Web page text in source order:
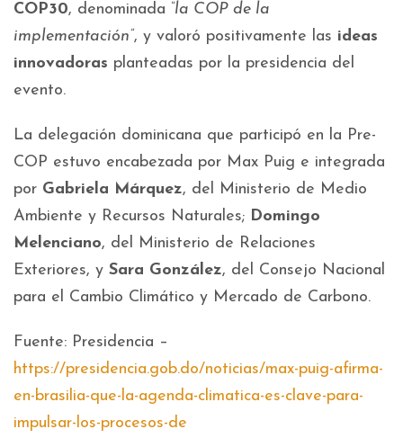
COP30, denominada “la COP de la
implementación”, y valoró positivamente las ideas
innovadoras planteadas por la presidencia del
evento.
La delegación dominicana que participó en la Pre-
COP estuvo encabezada por Max Puig e integrada
por Gabriela Márquez, del Ministerio de Medio
Ambiente y Recursos Naturales; Domingo
Melenciano, del Ministerio de Relaciones
Exteriores, y Sara González, del Consejo Nacional
para el Cambio Climático y Mercado de Carbono.
Fuente: Presidencia –
https://presidencia.gob.do/noticias/max-puig-afirma-
en-brasilia-que-la-agenda-climatica-es-clave-para-
impulsar-los-procesos-de